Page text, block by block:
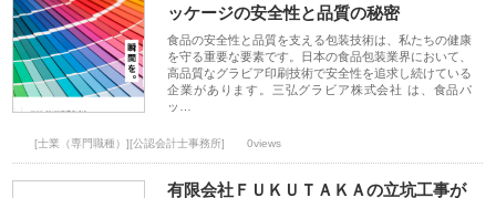
ッケージの安全性と品質の秘密
食品の安全性と品質を支える包装技術は、私たちの健康
を守る重要な要素です。日本の食品包装業界において、
高品質なグラビア印刷技術で安全性を追求し続けている
企業があります。三弘グラビア株式会社 は、食品パ
ッ…
[士業（専門職種）][公認会計士事務所] 0views
有限会社ＦＵＫＵＴＡＫＡの立坑工事が